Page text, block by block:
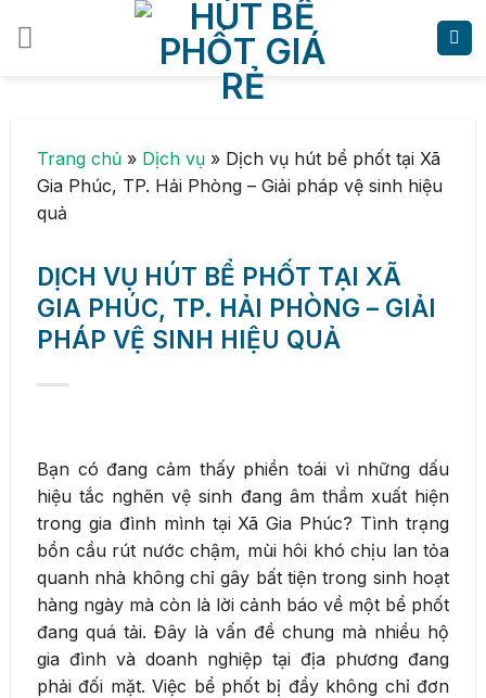
Trang chủ » Dịch vụ » Dịch vụ hút bể phốt tại Xã
Gia Phúc, TP. Hải Phòng – Giải pháp vệ sinh hiệu
quả
DỊCH VỤ HÚT BỂ PHỐT TẠI XÃ
GIA PHÚC, TP. HẢI PHÒNG – GIẢI
PHÁP VỆ SINH HIỆU QUẢ
Bạn có đang cảm thấy phiền toái vì những dấu
hiệu tắc nghẽn vệ sinh đang âm thầm xuất hiện
trong gia đình mình tại Xã Gia Phúc? Tình trạng
bồn cầu rút nước chậm, mùi hôi khó chịu lan tỏa
quanh nhà không chỉ gây bất tiện trong sinh hoạt
hàng ngày mà còn là lời cảnh báo về một bể phốt
đang quá tải. Đây là vấn đề chung mà nhiều hộ
gia đình và doanh nghiệp tại địa phương đang
phải đối mặt. Việc bể phốt bị đầy không chỉ đơn